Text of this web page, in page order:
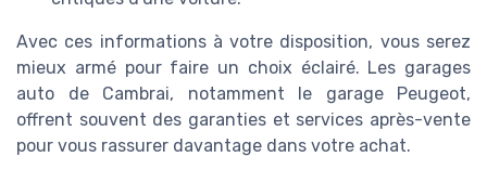
Avec ces informations à votre disposition, vous serez
mieux armé pour faire un choix éclairé. Les garages
auto de Cambrai, notamment le garage Peugeot,
offrent souvent des garanties et services après-vente
pour vous rassurer davantage dans votre achat.